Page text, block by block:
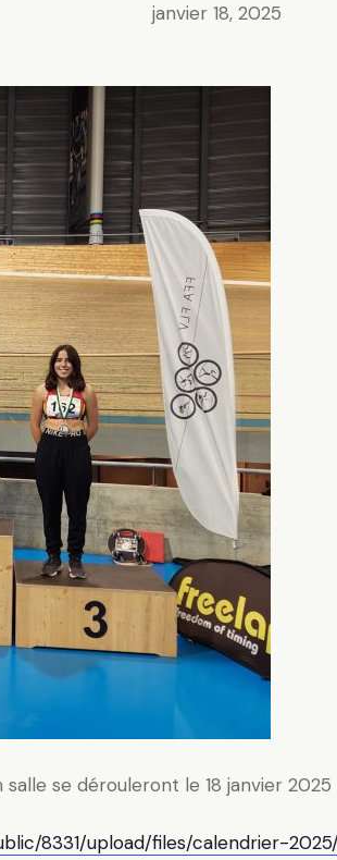
janvier 18, 2025
se dérouleront le 18 janvier 2025 à
8331/upload/files/calendrier-